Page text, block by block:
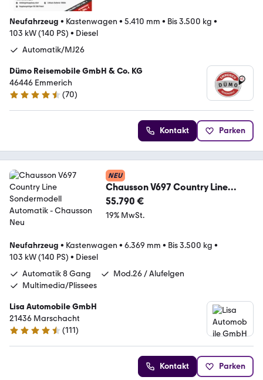
Neufahrzeug • Kastenwagen • 5.410 mm • Bis 3.500 kg •
103 kW (140 PS) • Diesel
Automatik/MJ26
Dümo Reisemobile GmbH & Co. KG
46446 Emmerich
4.3 Sterne
(70)
Kontakt Parken
NEU
Chausson V697 Country Line
Sondermodell Automatik
55.790 €
19% MwSt.
Neufahrzeug • Kastenwagen • 6.369 mm • Bis 3.500 kg •
103 kW (140 PS) • Diesel
Automatik 8 Gang
Mod.26 / Alufelgen
Multimedia/Plissees
Lisa Automobile GmbH
21436 Marschacht
4.6 Sterne
(111)
Kontakt Parken